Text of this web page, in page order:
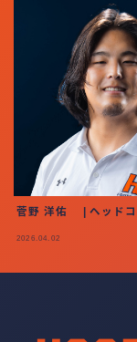
菅野 洋佑 | ヘッドコ
2026.04.02